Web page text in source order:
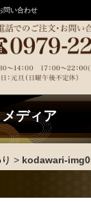
問い合わせ
メディア
> kodawari-